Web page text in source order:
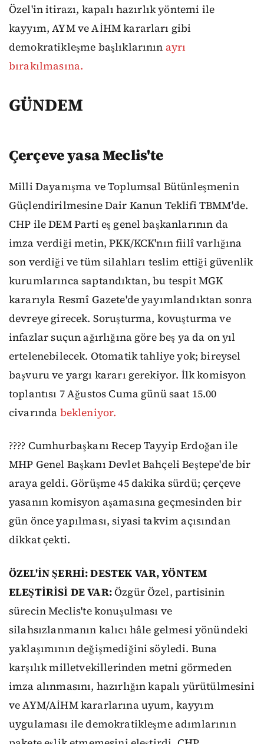
Özel'in itirazı, kapalı hazırlık yöntemi ile
kayyım, AYM ve AİHM kararları gibi
demokratikleşme başlıklarının ayrı
bırakılmasına.
GÜNDEM
Çerçeve yasa Meclis'te
Milli Dayanışma ve Toplumsal Bütünleşmenin
Güçlendirilmesine Dair Kanun Teklifi TBMM'de.
CHP ile DEM Parti eş genel başkanlarının da
imza verdiği metin, PKK/KCK'nın fiilî varlığına
son verdiği ve tüm silahları teslim ettiği güvenlik
kurumlarınca saptandıktan, bu tespit MGK
kararıyla Resmî Gazete'de yayımlandıktan sonra
devreye girecek. Soruşturma, kovuşturma ve
infazlar suçun ağırlığına göre beş ya da on yıl
ertelenebilecek. Otomatik tahliye yok; bireysel
başvuru ve yargı kararı gerekiyor. İlk komisyon
toplantısı 7 Ağustos Cuma günü saat 15.00
civarında bekleniyor.
???? Cumhurbaşkanı Recep Tayyip Erdoğan ile
MHP Genel Başkanı Devlet Bahçeli Beştepe'de bir
araya geldi. Görüşme 45 dakika sürdü; çerçeve
yasanın komisyon aşamasına geçmesinden bir
gün önce yapılması, siyasi takvim açısından
dikkat çekti.
ÖZEL'İN ŞERHİ: DESTEK VAR, YÖNTEM
ELEŞTİRİSİ DE VAR:Özgür Özel, partisinin
sürecin Meclis'te konuşulması ve
silahsızlanmanın kalıcı hâle gelmesi yönündeki
yaklaşımının değişmediğini söyledi. Buna
karşılık milletvekillerinden metni görmeden
imza alınmasını, hazırlığın kapalı yürütülmesini
ve AYM/AİHM kararlarına uyum, kayyım
uygulaması ile demokratikleşme adımlarının